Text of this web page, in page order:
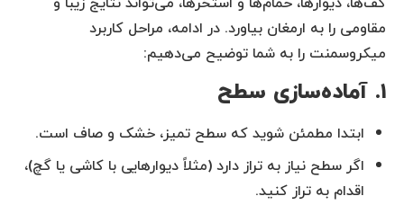
مقاومی را به ارمغان بیاورد. در ادامه، مراحل کاربرد
میکروسمنت را به شما توضیح می‌دهیم:
۱. آماده‌سازی سطح
ابتدا مطمئن شوید که سطح تمیز، خشک و صاف است.
اگر سطح نیاز به تراز دارد (مثلاً دیوارهایی با کاشی یا گچ)،
اقدام به تراز کنید.